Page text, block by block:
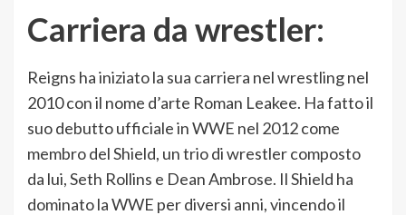
Carriera da wrestler:
Reigns ha iniziato la sua carriera nel wrestling nel
2010 con il nome d’arte Roman Leakee. Ha fatto il
suo debutto ufficiale in WWE nel 2012 come
membro del Shield, un trio di wrestler composto
da lui, Seth Rollins e Dean Ambrose. Il Shield ha
dominato la WWE per diversi anni, vincendo il